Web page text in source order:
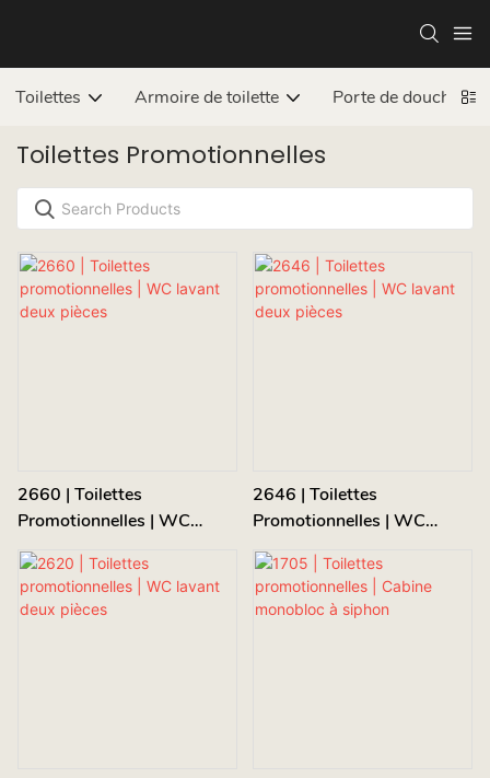
Toilettes Armoire de toilette Porte de douche
Toilettes Promotionnelles
2660 | Toilettes
Promotionnelles | WC
Lavant Deux Pièces
2646 | Toilettes
Promotionnelles | WC
Lavant Deux Pièces